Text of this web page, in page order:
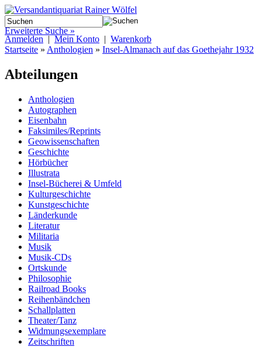
Erweiterte Suche »
Anmelden | Mein Konto | Warenkorb
Startseite » Anthologien » Insel-Almanach auf das Goethejahr 1932
Abteilungen
Anthologien
Autographen
Eisenbahn
Faksimiles/Reprints
Geowissenschaften
Geschichte
Hörbücher
Illustrata
Insel-Bücherei & Umfeld
Kulturgeschichte
Kunstgeschichte
Länderkunde
Literatur
Militaria
Musik
Musik-CDs
Ortskunde
Philosophie
Railroad Books
Reihenbändchen
Schallplatten
Theater/Tanz
Widmungsexemplare
Zeitschriften